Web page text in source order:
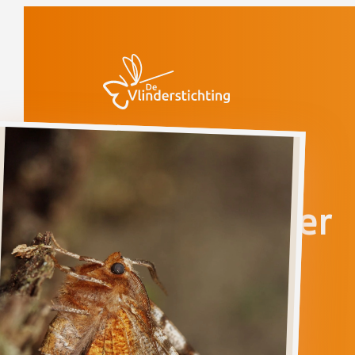
Vlinders
Halvemaanvlinder
SELENIA
TETRALUNARIA
Ga direct naar
Verspreiding